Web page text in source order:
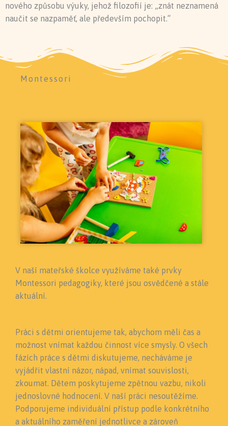
nového způsobu výuky, jehož filozofií je: „znát neznamená
naučit se nazpaměť, ale především pochopit.“
Montessori
V naší mateřské školce využíváme také prvky
Montessori pedagogiky, které jsou osvědčené a stále
aktuální.
Práci s dětmi orientujeme tak, abychom měli čas a
možnost vnímat každou činnost více smysly. O všech
fázích práce s dětmi diskutujeme, necháváme je
vyjádřit vlastní názor, nápad, vnímat souvislosti,
zkoumat. Dětem poskytujeme zpětnou vazbu, nikoli
jednoslovné hodnocení. V naší práci nesoutěžíme.
Podporujeme individuální přístup podle konkrétního
a aktuálního zaměření jednotlivce a zároveň